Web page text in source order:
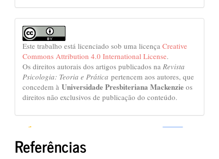
Este trabalho está licenciado sob uma licença Creative
Commons Attribution 4.0 International License.
Os direitos autorais dos artigos publicados na Revista
Psicologia: Teoria e Prática pertencem aos autores, que
concedem à Universidade Presbiteriana Mackenzie os
direitos não exclusivos de publicação do conteúdo.
Referências